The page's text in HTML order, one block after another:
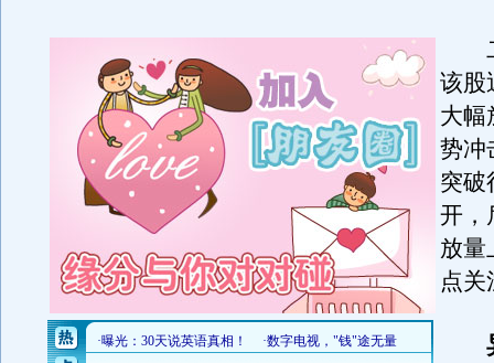
二
该股
大幅
势冲
突破
开，
放量
点关